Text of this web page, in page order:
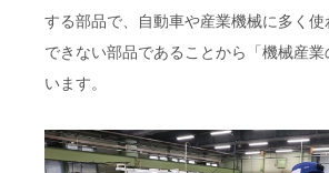
する部品で、自動車や産業機械に多く
できない部品であることから「機械産業
います。